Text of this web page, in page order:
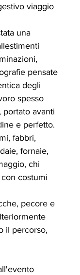
viaggio
una
pensate
degli
spesso
portato avanti
e perfetto.
fabbri,
fornaie,
chi
costumi
pecore e
il percorso,